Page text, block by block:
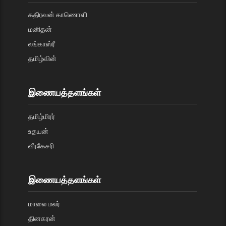
கதிரவன் காணொளி
மனிதன்
லங்காஸ்ரீ
தமிழ்வின்
இணையத்தளங்கள்
தமிழ்மிரர்
உதயன்
வீரகேசரி
இணையத்தளங்கள்
மாலை மலர்
தினகரன்